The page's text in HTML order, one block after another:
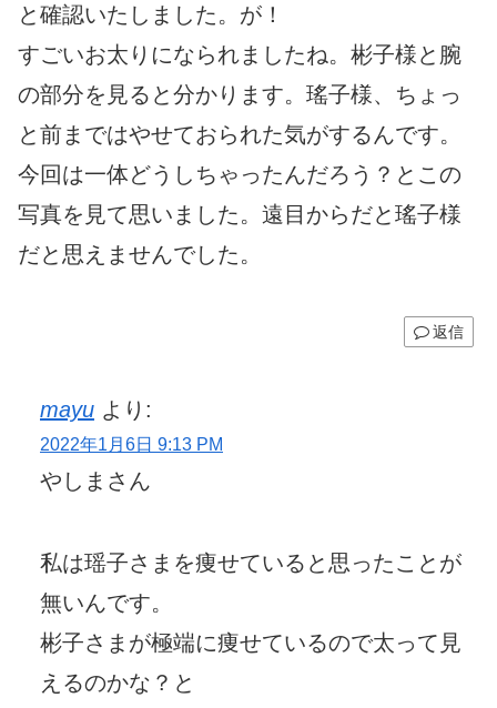
と確認いたしました。が！
すごいお太りになられましたね。彬子様と腕
の部分を見ると分かります。瑤子様、ちょっ
と前まではやせておられた気がするんです。
今回は一体どうしちゃったんだろう？とこの
写真を見て思いました。遠目からだと瑤子様
だと思えませんでした。
返信
mayu より:
2022年1月6日 9:13 PM
やしまさん
私は瑶子さまを痩せていると思ったことが
無いんです。
彬子さまが極端に痩せているので太って見
えるのかな？と